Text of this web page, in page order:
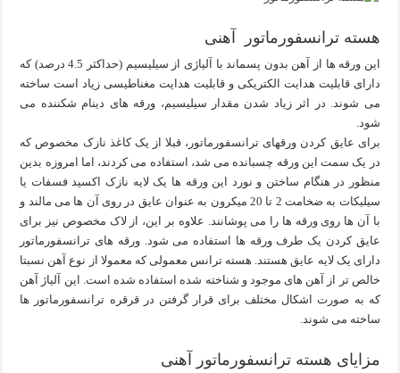
هسته ترانسفورماتور آهنی
این ورقه ها از آهن بدون پسماند با آلیاژی از سیلیسیم (حداکثر 4.5 درصد) که
دارای قابلیت هدایت الکتریکی و قابلیت هدایت مغناطیسی زیاد است ساخته
می شوند. در اثر زیاد شدن مقدار سیلیسیم، ورقه های دینام شکننده می
شود.
برای عایق کردن ورقهای ترانسفورماتور، قبلا از یک کاغذ نازک مخصوص که
در یک سمت این ورقه چسبانده می شد، استفاده می کردند، اما امروزه بدین
منظور در هنگام ساختن و نورد این ورقه ها یک لایه نازک اکسید فسفات یا
سیلیکات به ضخامت 2 تا 20 میکرون به عنوان عایق در روی آن ها می مالند و
با آن ها روی ورقه ها را می پوشانند. علاوه بر این، از لاک مخصوص نیز برای
عایق کردن یک طرف ورقه ها استفاده می شود. ورقه های ترانسفورماتور
دارای یک لایه عایق هستند. هسته ترانس معمولی که معمولا از نوع آهن نسبتا
خالص تر از آهن های موجود و شناخته شده استفاده شده است. این آلیاﮊ آهن
که به صورت اشکال مختلف برای قرار گرفتن در قرقره ترانسفورماتور ها
ساخته می شوند.
مزایای هسته ترانسفورماتور آهنی